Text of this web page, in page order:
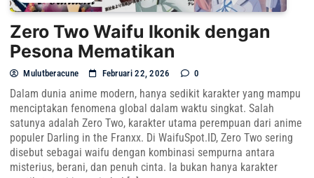
Zero Two Waifu Ikonik dengan
Pesona Mematikan
Mulutberacune Februari 22, 2026 0
Dalam dunia anime modern, hanya sedikit karakter yang mampu
menciptakan fenomena global dalam waktu singkat. Salah
satunya adalah Zero Two, karakter utama perempuan dari anime
populer Darling in the Franxx. Di WaifuSpot.ID, Zero Two sering
disebut sebagai waifu dengan kombinasi sempurna antara
misterius, berani, dan penuh cinta. Ia bukan hanya karakter